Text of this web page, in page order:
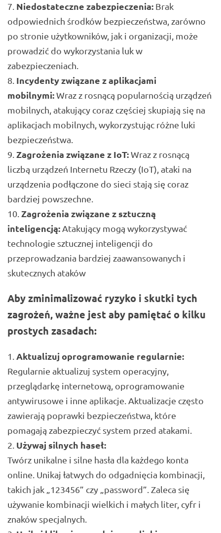
Niedostateczne zabezpieczenia: Brak
odpowiednich środków bezpieczeństwa, zarówno
po stronie użytkowników, jak i organizacji, może
prowadzić do wykorzystania luk w
zabezpieczeniach.
Incydenty związane z aplikacjami
mobilnymi:Wraz z rosnącą popularnością urządzeń
mobilnych, atakujący coraz częściej skupiają się na
aplikacjach mobilnych, wykorzystując różne luki
bezpieczeństwa.
Zagrożenia związane z IoT:Wraz z rosnącą
liczbą urządzeń Internetu Rzeczy (IoT), ataki na
urządzenia podłączone do sieci stają się coraz
bardziej powszechne.
Zagrożenia związane z sztuczną
inteligencją:Atakujący mogą wykorzystywać
technologie sztucznej inteligencji do
przeprowadzania bardziej zaawansowanych i
skutecznych ataków
Aby zminimalizować ryzyko i skutki tych
zagrożeń, ważne jest aby pamiętać o kilku
prostych zasadach:
Aktualizuj oprogramowanie regularnie:
Regularnie aktualizuj system operacyjny,
przeglądarkę internetową, oprogramowanie
antywirusowe i inne aplikacje. Aktualizacje często
zawierają poprawki bezpieczeństwa, które
pomagają zabezpieczyć system przed atakami.
Używaj silnych haseł:
Twórz unikalne i silne hasła dla każdego konta
online. Unikaj łatwych do odgadnięcia kombinacji,
takich jak „123456” czy „password”. Zaleca się
używanie kombinacji wielkich i małych liter, cyfr i
znaków specjalnych.